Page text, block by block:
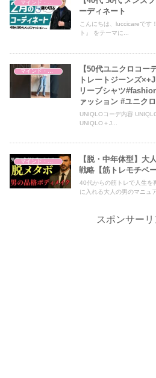
マインド・哲学
ーディネート
こんにちは、luccicareです
ト』 をテーマに...
マインド・哲学
【50代ユニクロコ
トレートジーンズ
リーブシャツ
ァッション #ユニク
UNIQLOコーデ内容
UNIQLO＋J...
マインド・哲学
【脱・中年体型】大
戦略【筋トレモチベ
40代からの筋トレで人生を
に入れる大人の男のマニュ
スポンサーリ